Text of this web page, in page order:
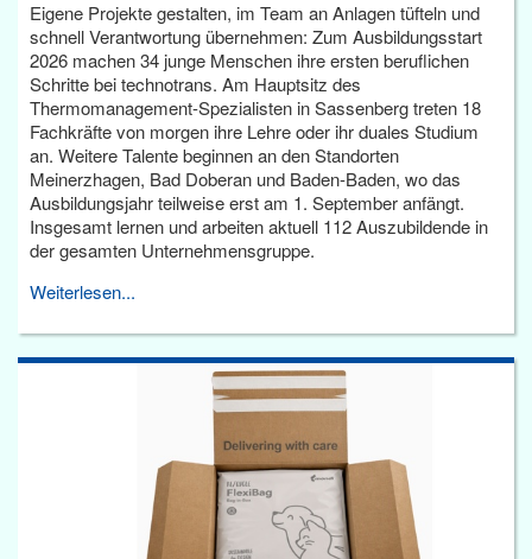
Eigene Projekte gestalten, im Team an Anlagen tüfteln und
schnell Verantwortung übernehmen: Zum Ausbildungsstart
2026 machen 34 junge Menschen ihre ersten beruflichen
Schritte bei technotrans. Am Hauptsitz des
Thermomanagement-Spezialisten in Sassenberg treten 18
Fachkräfte von morgen ihre Lehre oder ihr duales Studium
an. Weitere Talente beginnen an den Standorten
Meinerzhagen, Bad Doberan und Baden-Baden, wo das
Ausbildungsjahr teilweise erst am 1. September anfängt.
Insgesamt lernen und arbeiten aktuell 112 Auszubildende in
der gesamten Unternehmensgruppe.
Weiterlesen...